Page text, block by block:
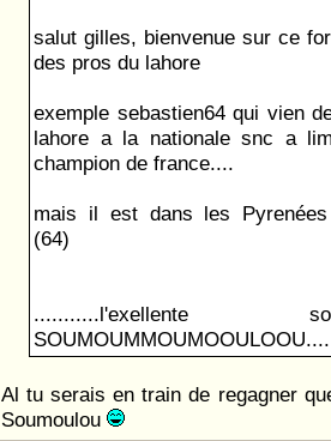
salut gilles, bienvenue sur ce
des pros du lahore
exemple sebastien64 qui vien
lahore a la nationale snc a
champion de france....
mais il est dans les Pyrenées
(64)
Al tu serais en train de regagner
Soumoulou